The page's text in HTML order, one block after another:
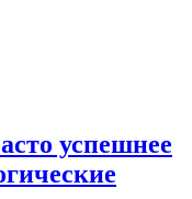
успешнее